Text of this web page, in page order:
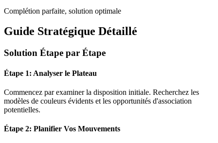
Complétion parfaite, solution optimale
Guide Stratégique Détaillé
Solution Étape par Étape
Étape 1: Analyser le Plateau
Commencez par examiner la disposition initiale. Recherchez les
modèles de couleurs évidents et les opportunités d'association
potentielles.
Étape 2: Planifier Vos Mouvements